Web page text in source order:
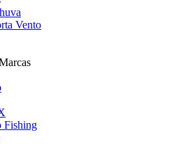
Vento
Fishing